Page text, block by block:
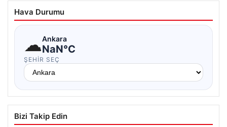
Hava Durumu
☁Ankara
NaN°C
ŞEHIR SEÇ
Bizi Takip Edin